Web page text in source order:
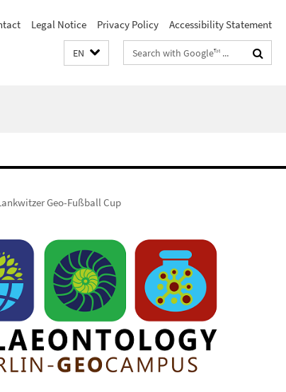
Legal Notice Privacy Policy Accessibility Statement
EN
Search
terms
Geo-Fußball Cup